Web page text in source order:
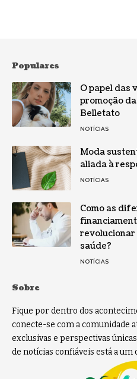
Populares
O papel das
promoção
Belletato
NOTÍCIAS
Moda
aliada à
NOTÍCIAS
Como as
revolucionar
saúde?
NOTÍCIAS
Sobre
Fique por dentro dos
conecte-se com a comunidade
exclusivas e perspectivas
de notícias confiáveis está a um